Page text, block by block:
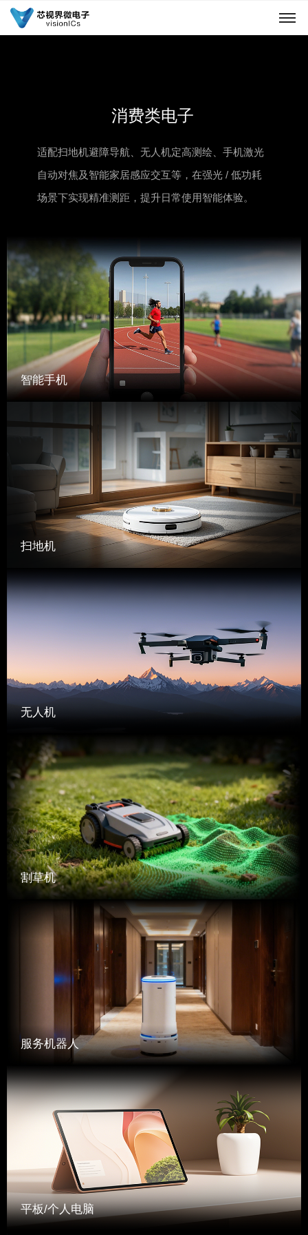
消费类电子
适配扫地机避障导航、无人机定高测绘、手机激光
自动对焦及智能家居感应交互等，在强光 / 低功耗
场景下实现精准测距，提升日常使用智能体验。
智能手机
扫地机
无人机
割草机
服务机器人
平板/个人电脑